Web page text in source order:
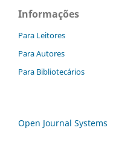
Informações
Para Leitores
Para Autores
Para Bibliotecários
Open Journal Systems